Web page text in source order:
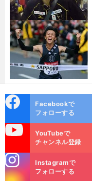
ok
Facebookで
フォローする
YouTubeで
チャンネル登録
m
Instagramで
フォローする